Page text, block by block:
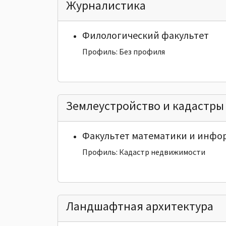
Журналистика
Филологический факультет
Профиль: Без профиля
Землеустройство и кадастры
Факультет математики и
Профиль: Кадастр недвижимости
Ландшафтная архитектура